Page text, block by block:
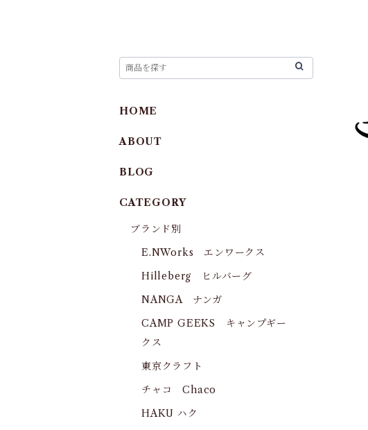
HOME
ABOUT
BLOG
CATEGORY
ブランド別
E.NWorks エンワークス
Hilleberg ヒルバーグ
NANGA ナンガ
CAMP GEEKS キャンプギー
クス
東京クラフト
チャコ Chaco
HAKU ハク